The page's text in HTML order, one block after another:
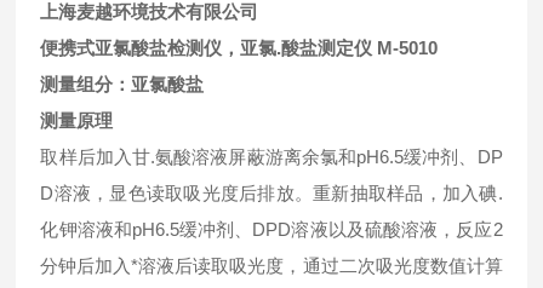
上海麦越环境技术有限公司
便携式亚氯酸盐检测仪，亚氯.酸盐测定仪 M-5010
测量组分：亚氯酸盐
测量原理
取样后加入甘.氨酸溶液屏蔽游离余氯和pH6.5缓冲剂、DP
D溶液，显色读取吸光度后排放。重新抽取样品，加入碘.
化钾溶液和pH6.5缓冲剂、DPD溶液以及硫酸溶液，反应2
分钟后加入*溶液后读取吸光度，通过二次吸光度数值计算